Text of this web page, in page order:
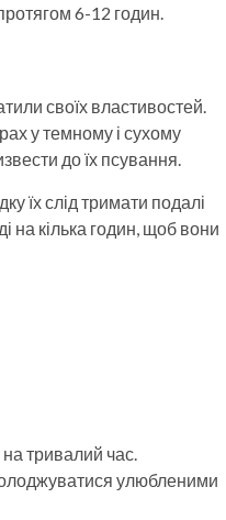
6-12 годин.
своїх властивостей.
у темному і сухому
до їх псування.
їх слід тримати подалі
на кілька годин, щоб вони
тривалий час.
улюбленими